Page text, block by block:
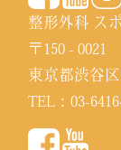
整形外科 ス
〒150 - 0021
東京都渋谷
TEL：03-